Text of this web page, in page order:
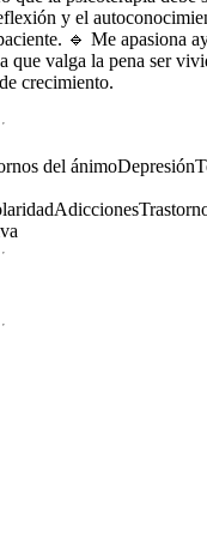
y el
🔹 Me apasiona
que valga la pena ser
crecimiento.
del ánimoDepresión
Adicciones